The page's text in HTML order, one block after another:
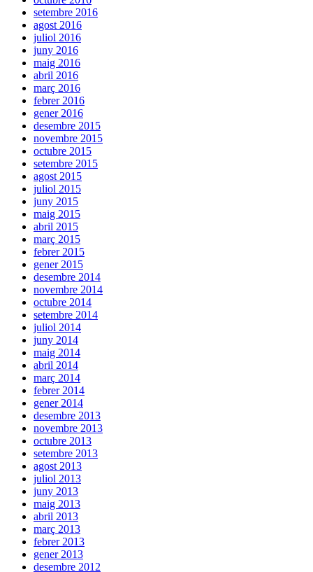
setembre 2016
agost 2016
juliol 2016
juny 2016
maig 2016
abril 2016
març 2016
febrer 2016
gener 2016
desembre 2015
novembre 2015
octubre 2015
setembre 2015
agost 2015
juliol 2015
juny 2015
maig 2015
abril 2015
març 2015
febrer 2015
gener 2015
desembre 2014
novembre 2014
octubre 2014
setembre 2014
juliol 2014
juny 2014
maig 2014
abril 2014
març 2014
febrer 2014
gener 2014
desembre 2013
novembre 2013
octubre 2013
setembre 2013
agost 2013
juliol 2013
juny 2013
maig 2013
abril 2013
març 2013
febrer 2013
gener 2013
desembre 2012